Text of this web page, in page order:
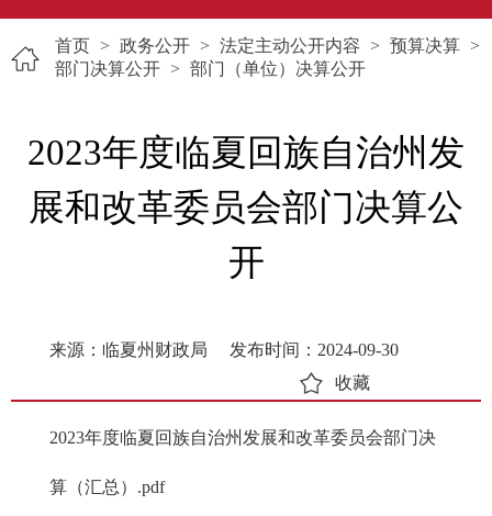
首页 > 政务公开 > 法定主动公开内容 > 预算决算 >
部门决算公开 > 部门（单位）决算公开
2023年度临夏回族自治州发
展和改革委员会部门决算公
开
来源：临夏州财政局
发布时间：2024-09-30
收藏
2023年度临夏回族自治州发展和改革委员会部门决
算（汇总）.pdf